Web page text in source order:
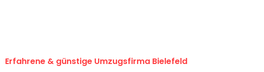
Erfahrene & günstige Umzugsfirma Bielefeld